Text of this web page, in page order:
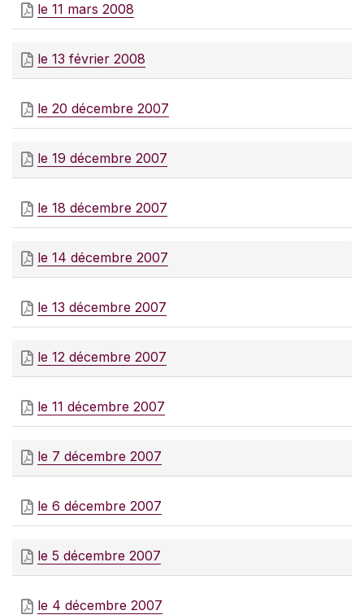
le 11 mars 2008
le 13 février 2008
le 20 décembre 2007
le 19 décembre 2007
le 18 décembre 2007
le 14 décembre 2007
le 13 décembre 2007
le 12 décembre 2007
le 11 décembre 2007
le 7 décembre 2007
le 6 décembre 2007
le 5 décembre 2007
le 4 décembre 2007